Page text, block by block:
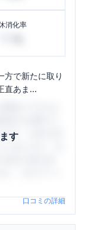
消化率
方で新たに取り
直あま...
す
定の企業口コ
さ・会社の評
あります。先
社の姿を知
、ぜひサイト
口コミの詳細